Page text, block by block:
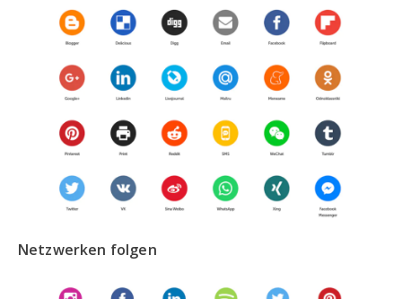
Netzwerken folgen